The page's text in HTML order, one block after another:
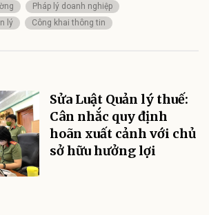
Pháp lý doanh nghiệp
lý
Công khai thông tin
Sửa Luật Quản lý thuế:
Cân nhắc quy định
hoãn xuất cảnh với chủ
sở hữu hưởng lợi